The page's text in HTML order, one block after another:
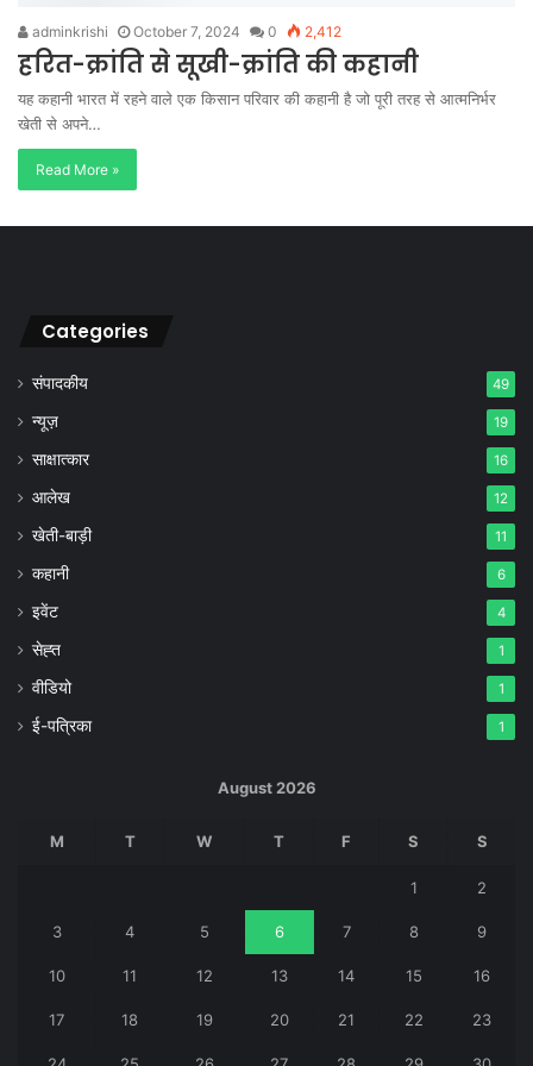
adminkrishi October 7, 2024 0 2,412
हरित-क्रांति से सूखी-क्रांति की कहानी
यह कहानी भारत में रहने वाले एक किसान परिवार की कहानी है जो पूरी तरह से आत्मनिर्भर
खेती से अपने…
Read More »
Categories
संपादकीय 49
न्यूज़ 19
साक्षात्कार 16
आलेख 12
खेती-बाड़ी 11
कहानी 6
इवेंट 4
सेह्त 1
वीडियो 1
ई-पत्रिका 1
August 2026
M T W T F S S
1 2
3 4 5 6 7 8 9
10 11 12 13 14 15 16
17 18 19 20 21 22 23